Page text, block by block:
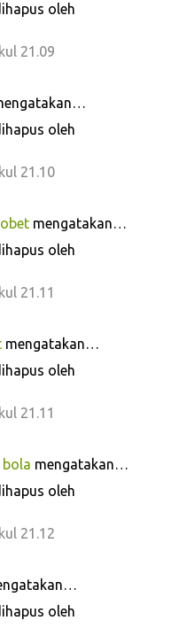
oleh
21.09
oleh
21.10
mengatakan…
oleh
21.11
mengatakan…
oleh
21.11
mengatakan…
oleh
21.12
oleh